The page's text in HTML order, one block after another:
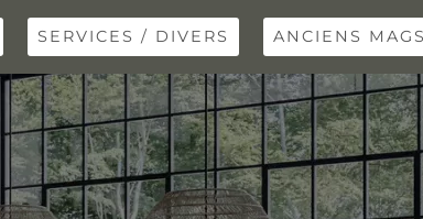
SERVICES / DIVERS ANCIENS MAGS